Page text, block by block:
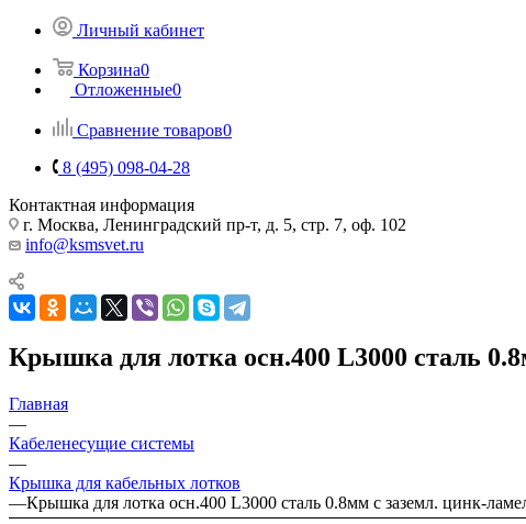
Личный кабинет
Корзина0
Отложенные0
Сравнение товаров0
8 (495) 098-04-28
Контактная информация
г. Москва, Ленинградский пр-т, д. 5, стр. 7, оф. 102
info@ksmsvet.ru
Крышка для лотка осн.400 L3000 сталь
Главная
—
Кабеленесущие системы
—
Крышка для кабельных лотков
—Крышка для лотка осн.400 L3000 сталь 0.8мм с заземл. цинк-